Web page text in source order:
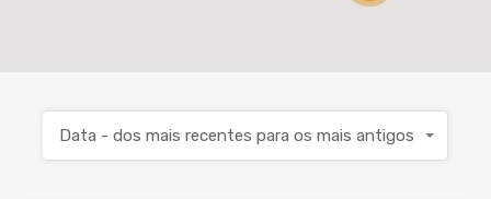
Data - dos mais recentes para os mais antigos